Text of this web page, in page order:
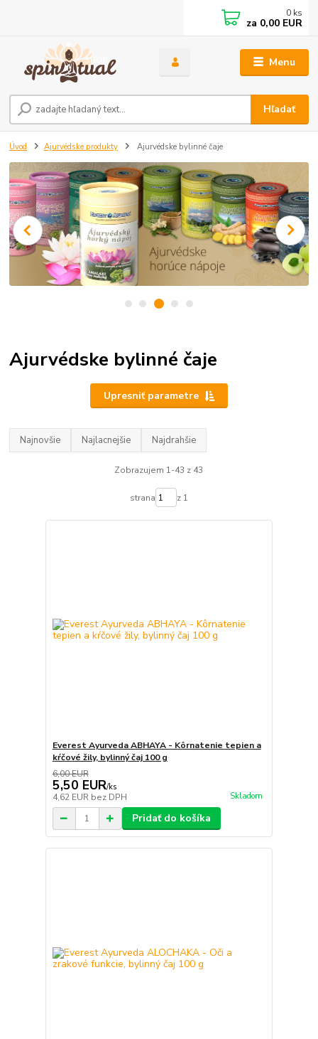
Menu
Hľadať
0 ks
za 0,00 EUR
Úvod Ajurvédske produkty Ajurvédske bylinné čaje
Ajurvédske bylinné čaje
Upresniť parametre
Najnovšie Najlacnejšie Najdrahšie
Zobrazujem 1-43 z 43
strana z 1
Everest Ayurveda ABHAYA - Kôrnatenie tepien a
kŕčové žily, bylinný čaj 100 g
6,00 EUR
5,50 EUR/ks
4,62 EUR bez DPH Skladom
Pridať do košíka